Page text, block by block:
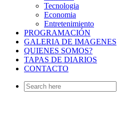
Tecnologia
Economia
Entretenimiento
PROGRAMACIÓN
GALERIA DE IMAGENES
QUIENES SOMOS?
TAPAS DE DIARIOS
CONTACTO
Search
for: